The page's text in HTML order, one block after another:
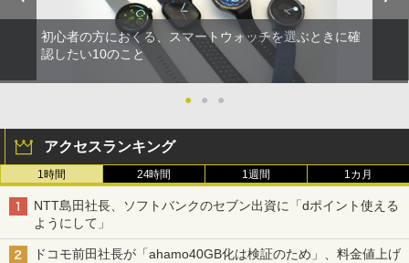
初心者の方におくる、スマートウォッチを選ぶときに確
認したい10のこと
● ● ●
アクセスランキング
1時間 24時間 1週間 1カ月
NTT島田社長、ソフトバンクのセブン出資に「dポイント使える
ようにして」
ドコモ前田社長が「ahamo40GB化は検証のため」、料金値上げ